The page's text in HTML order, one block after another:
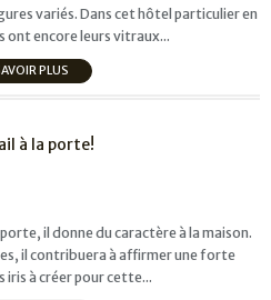
variés. Dans cet hôtel particulier en
ont encore leurs vitraux...
PLUS
à la porte!
il donne du caractère à la maison.
il contribuera à affirmer une forte
iris à créer pour cette...